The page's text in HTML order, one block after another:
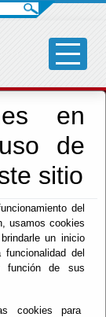
en
de
sitio
del
usamos cookies
un inicio
del
función de sus
cookies para
guía ECPA